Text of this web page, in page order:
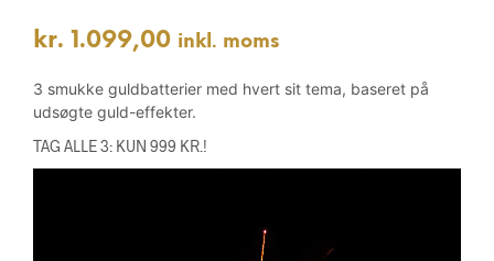
kr. 1.099,00 inkl. moms
3 smukke guldbatterier med hvert sit tema, baseret på
udsøgte guld-effekter.
TAG ALLE 3: KUN 999 KR.!